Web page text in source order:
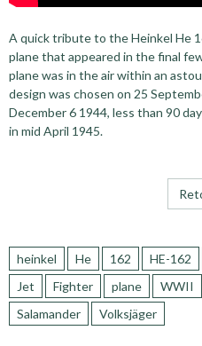
A quick tribute to the Heinkel He
plane that appeared in the final
plane was in the air within an
design was chosen on 25
December 6 1944, less than 90
in mid April 1945.
heinkel He 162 HE-162
Jet
Fighter plane WWII
Salamander
Volksjäger